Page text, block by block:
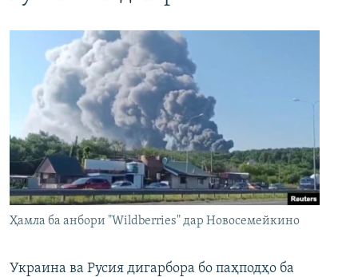
Ҳамла ба анбори "Wildberries" дар Новосемейкино
Украина ва Русия дигарбора бо паҳподҳо ба